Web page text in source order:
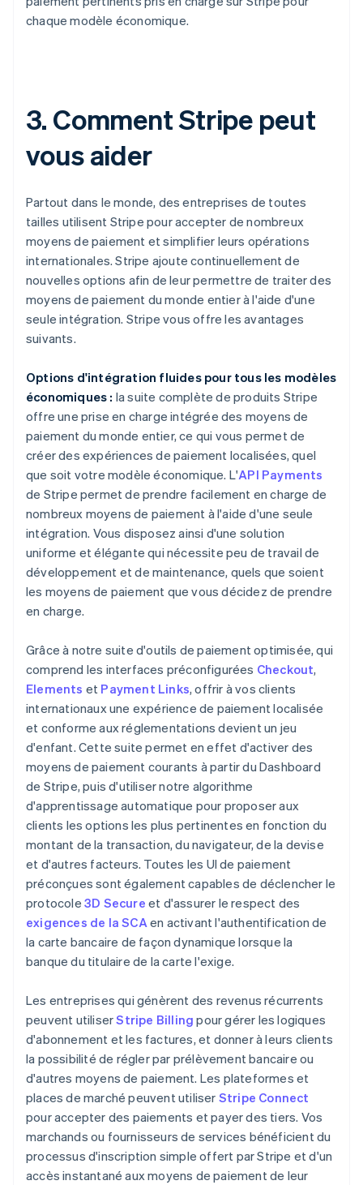
chaque modèle économique.
3. Comment Stripe peut
vous aider
Partout dans le monde, des entreprises de toutes
tailles utilisent Stripe pour accepter de nombreux
moyens de paiement et simplifier leurs opérations
internationales. Stripe ajoute continuellement de
nouvelles options afin de leur permettre de traiter des
moyens de paiement du monde entier à l'aide d'une
seule intégration. Stripe vous offre les avantages
suivants.
Options d'intégration fluides pour tous les modèles
économiques : la suite complète de produits Stripe
offre une prise en charge intégrée des moyens de
paiement du monde entier, ce qui vous permet de
créer des expériences de paiement localisées, quel
que soit votre modèle économique. L'API Payments
de Stripe permet de prendre facilement en charge de
nombreux moyens de paiement à l'aide d'une seule
intégration. Vous disposez ainsi d'une solution
uniforme et élégante qui nécessite peu de travail de
développement et de maintenance, quels que soient
les moyens de paiement que vous décidez de prendre
en charge.
Grâce à notre suite d'outils de paiement optimisée, qui
comprend les interfaces préconfigurées Checkout,
Elements et Payment Links, offrir à vos clients
internationaux une expérience de paiement localisée
et conforme aux réglementations devient un jeu
d'enfant. Cette suite permet en effet d'activer des
moyens de paiement courants à partir du Dashboard
de Stripe, puis d'utiliser notre algorithme
d'apprentissage automatique pour proposer aux
clients les options les plus pertinentes en fonction du
montant de la transaction, du navigateur, de la devise
et d'autres facteurs. Toutes les UI de paiement
préconçues sont également capables de déclencher le
protocole 3D Secure et d'assurer le respect des
exigences de la SCA en activant l'authentification de
la carte bancaire de façon dynamique lorsque la
banque du titulaire de la carte l'exige.
Les entreprises qui génèrent des revenus récurrents
peuvent utiliserStripe Billing pour gérer les logiques
d'abonnement et les factures, et donner à leurs clients
la possibilité de régler par prélèvement bancaire ou
d'autres moyens de paiement. Les plateformes et
places de marché peuvent utiliser Stripe Connect
pour accepter des paiements et payer des tiers. Vos
marchands ou fournisseurs de services bénéficient du
processus d'inscription simple offert par Stripe et d'un
accès instantané aux moyens de paiement de leur